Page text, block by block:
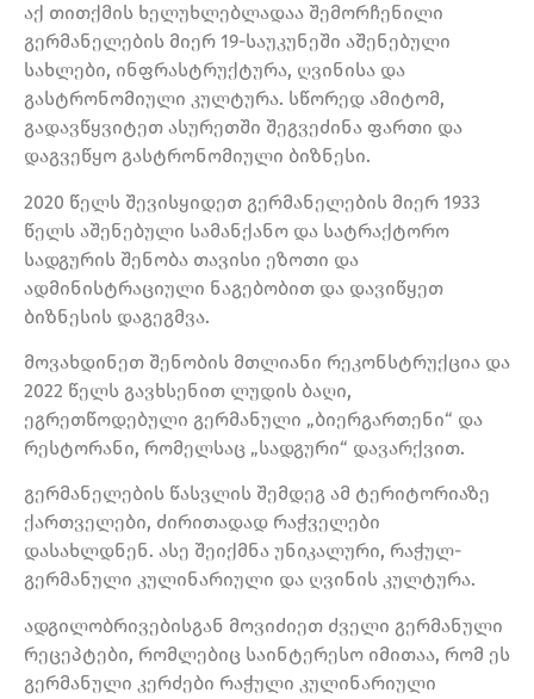
აქ თითქმის ხელუხლებლადაა შემორჩენილი
გერმანელების მიერ 19-საუკუნეში აშენებული
სახლები, ინფრასტრუქტურა, ღვინისა და
გასტრონომიული კულტურა. სწორედ ამიტომ,
გადავწყვიტეთ ასურეთში შეგვეძინა ფართი და
დაგვეწყო გასტრონომიული ბიზნესი.
2020 წელს შევისყიდეთ გერმანელების მიერ 1933
წელს აშენებული სამანქანო და სატრაქტორო
სადგურის შენობა თავისი ეზოთი და
ადმინისტრაციული ნაგებობით და დავიწყეთ
ბიზნესის დაგეგმვა.
მოვახდინეთ შენობის მთლიანი რეკონსტრუქცია და
2022 წელს გავხსენით ლუდის ბაღი,
ეგრეთწოდებული გერმანული „ბიერგართენი“ და
რესტორანი, რომელსაც „სადგური“ დავარქვით.
გერმანელების წასვლის შემდეგ ამ ტერიტორიაზე
ქართველები, ძირითადად რაჭველები
დასახლდნენ. ასე შეიქმნა უნიკალური, რაჭულ-
გერმანული კულინარიული და ღვინის კულტურა.
ადგილობრივებისგან მოვიძიეთ ძველი გერმანული
რეცეპტები, რომლებიც საინტერესო იმითაა, რომ ეს
გერმანული კერძები რაჭული კულინარიული